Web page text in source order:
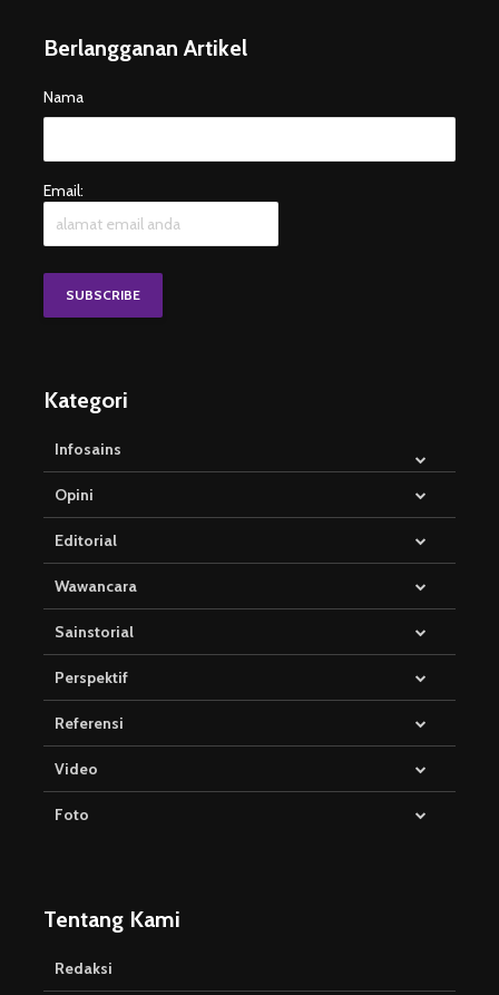
Berlangganan Artikel
Nama
Email:
Kategori
Infosains
Opini
Editorial
Wawancara
Sainstorial
Perspektif
Referensi
Video
Foto
Tentang Kami
Redaksi